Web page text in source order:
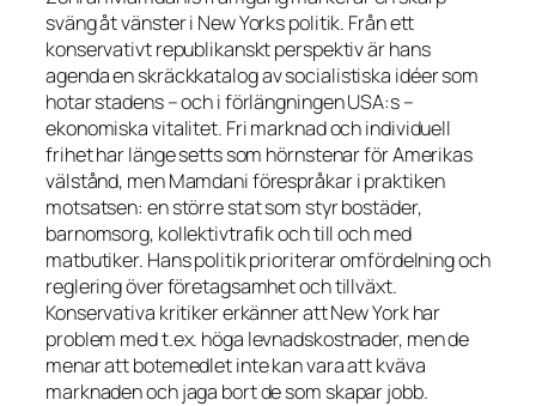
sväng åt vänster i New Yorks politik. Från ett
konservativt republikanskt perspektiv är hans
agenda enskräckkatalogav socialistiska idéer som
hotar stadens – och i förlängningen USA:s –
ekonomiska vitalitet. Fri marknad och individuell
frihet har länge setts som hörnstenar för Amerikas
välstånd, men Mamdani förespråkar i praktiken
motsatsen: en större stat som styr bostäder,
barnomsorg, kollektivtrafik och till och med
matbutiker. Hans politik prioriterar omfördelning och
reglering över företagsamhet och tillväxt.
Konservativa kritiker erkänner att New York har
problem med t.ex. höga levnadskostnader, men de
menar att botemedlet inte kan vara att kväva
marknaden och jaga bort de som skapar jobb.